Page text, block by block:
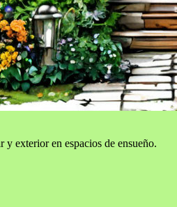
exterior en espacios de ensueño.